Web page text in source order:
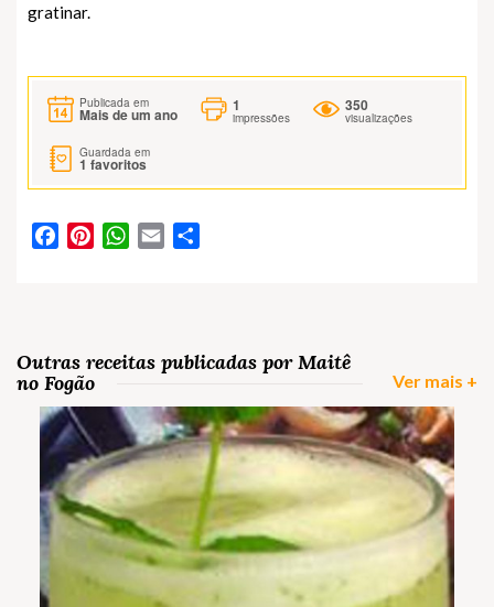
gratinar.
Publicada em
Mais de um ano
1
impressões
350
visualizações
Guardada em
1 favoritos
FacebookPinterestWhatsApp
Email
Outras receitas publicadas por Maitê
no Fogão
Ver mais +